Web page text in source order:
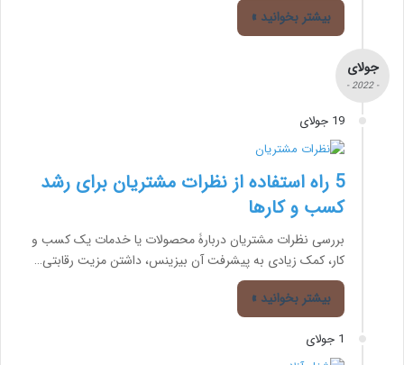
بیشتر بخوانید »
جولای
- 2022 -
19 جولای
5 راه استفاده از نظرات مشتریان برای رشد
کسب و کارها
بررسی نظرات مشتریان دربارۀ محصولات یا خدمات یک کسب و
کار، کمک زیادی به پیشرفت آن بیزینس، داشتن مزیت رقابتی…
بیشتر بخوانید »
1 جولای